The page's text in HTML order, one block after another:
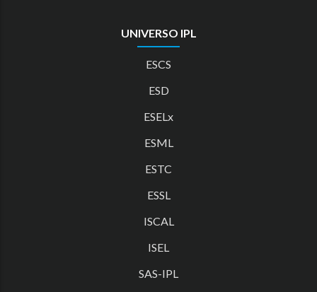
UNIVERSO IPL
ESCS
ESD
ESELx
ESML
ESTC
ESSL
ISCAL
ISEL
SAS-IPL